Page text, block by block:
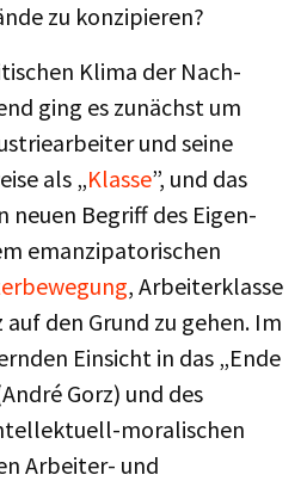
zu konzipieren?
Klima der Nach-
ging es zunächst um
und seine
als „Klasse”, und das
neuen Begriff des Eigen-
emanzipatorischen
, Arbeiterklasse
den Grund zu gehen. Im
Einsicht in das „Ende
Gorz) und des
moralischen
Arbeiter- und